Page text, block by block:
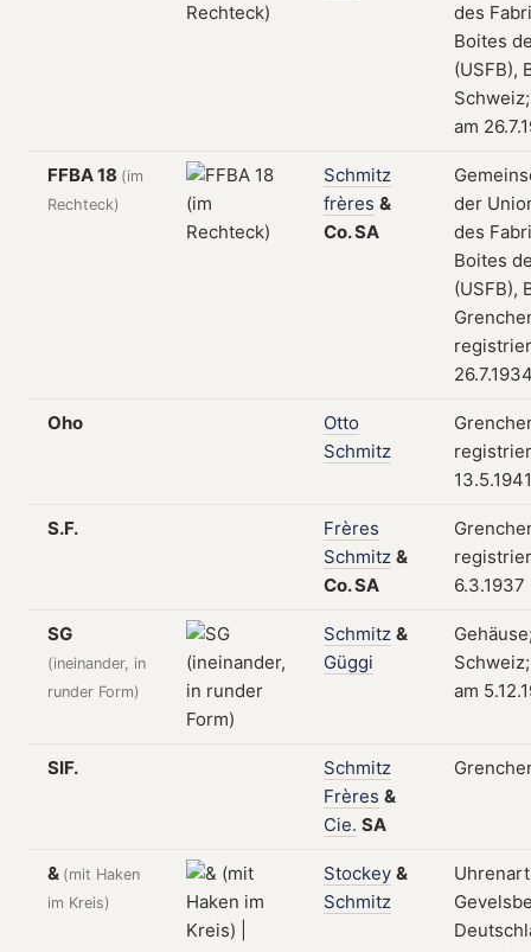
des
Boites
(USFB),
am
FFBA 18 (im
Rechteck)
Schmitz
frères &
Co.SA
der
des
Boites
(USFB),
Oho
Otto
Schmitz
13.5.1941
S.F.
Frères
Schmitz &
Co.SA
6.3.1937
SG
(ineinander, in
runder Form)
Schmitz &
Güggi
am
SIF.
Schmitz
Frères &
Cie. SA
& (mit Haken
im Kreis)
Stockey &
Schmitz